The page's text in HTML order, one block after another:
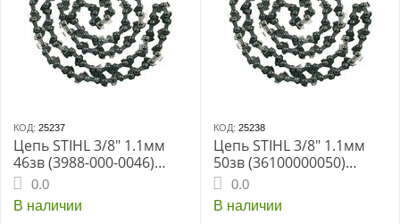
КОД: 25237
Цепь STIHL 3/8" 1.1мм
46зв (3988-000-0046)
61PMMC3
0.0
В наличии
КОД: 25238
Цепь STIHL 3/8" 1.1мм
50зв (36100000050)
61PMMC
0.0
В наличии